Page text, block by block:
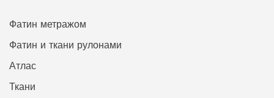
Фатин метражом
Фатин и ткани рулонами
Атлас
Ткани